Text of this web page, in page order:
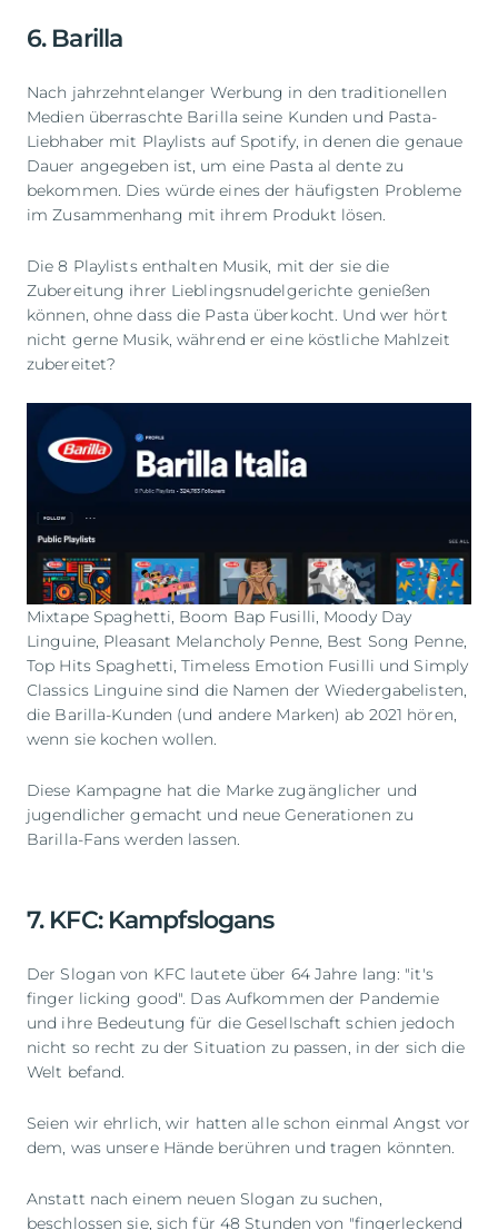
6. Barilla
Nach jahrzehntelanger Werbung in den traditionellen
Medien überraschte Barilla seine Kunden und Pasta-
Liebhaber mit Playlists auf Spotify, in denen die genaue
Dauer angegeben ist, um eine Pasta al dente zu
bekommen. Dies würde eines der häufigsten Probleme
im Zusammenhang mit ihrem Produkt lösen.
Die 8 Playlists enthalten Musik, mit der sie die
Zubereitung ihrer Lieblingsnudelgerichte genießen
können, ohne dass die Pasta überkocht. Und wer hört
nicht gerne Musik, während er eine köstliche Mahlzeit
zubereitet?
Mixtape Spaghetti, Boom Bap Fusilli, Moody Day
Linguine, Pleasant Melancholy Penne, Best Song Penne,
Top Hits Spaghetti, Timeless Emotion Fusilli und Simply
Classics Linguine sind die Namen der Wiedergabelisten,
die Barilla-Kunden (und andere Marken) ab 2021 hören,
wenn sie kochen wollen.
Diese Kampagne hat die Marke zugänglicher und
jugendlicher gemacht und neue Generationen zu
Barilla-Fans werden lassen.
7. KFC: Kampfslogans
Der Slogan von KFC lautete über 64 Jahre lang: "it's
finger licking good". Das Aufkommen der Pandemie
und ihre Bedeutung für die Gesellschaft schien jedoch
nicht so recht zu der Situation zu passen, in der sich die
Welt befand.
Seien wir ehrlich, wir hatten alle schon einmal Angst vor
dem, was unsere Hände berühren und tragen könnten.
Anstatt nach einem neuen Slogan zu suchen,
beschlossen sie, sich für 48 Stunden von "fingerleckend